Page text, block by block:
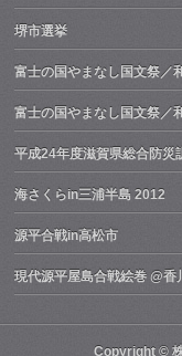
堺市選挙
富士の国やまなし国文祭／
富士の国やまなし国文祭／
平成24年度滋賀県総合防災
海さくらin三浦半島 2012
源平合戦in高松市
現代源平屋島合戦絵巻 @香
Copyright ©